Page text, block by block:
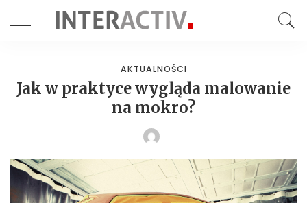
AKTUALNOŚCI
Jak w praktyce wygląda malowanie
na mokro?